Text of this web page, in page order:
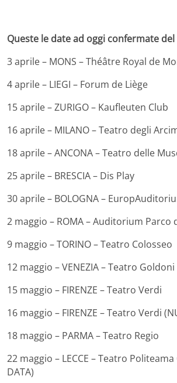
Queste le date ad oggi confermate
3 aprile – MONS – Théâtre Royal de
4 aprile – LIEGI – Forum de Liège
15 aprile – ZURIGO – Kaufleuten Club
16 aprile – MILANO – Teatro degli
18 aprile – ANCONA – Teatro delle
25 aprile – BRESCIA – Dis Play
30 aprile – BOLOGNA –
2 maggio – ROMA – Auditorium Parco
9 maggio – TORINO – Teatro Colosseo
12 maggio – VENEZIA – Teatro Goldoni
15 maggio – FIRENZE – Teatro Verdi
16 maggio – FIRENZE – Teatro Verdi
18 maggio – PARMA – Teatro Regio
22 maggio – LECCE – Teatro
DATA)